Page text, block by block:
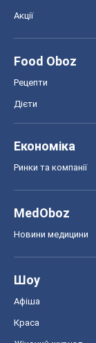
Акції
Food Oboz
Рецепти
Дієти
Економіка
Ринки та компанії
MedOboz
Новини медицини
Шоу
Афіша
Краса